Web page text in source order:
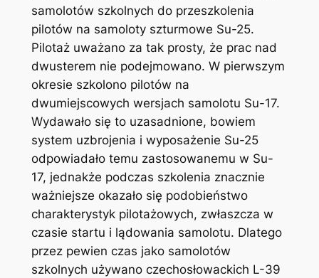
samolotów szkolnych do przeszkolenia
pilotów na samoloty szturmowe Su-25.
Pilotaż uważano za tak prosty, że prac nad
dwusterem nie podejmowano. W pierwszym
okresie szkolono pilotów na
dwumiejscowych wersjach samolotu Su-17.
Wydawało się to uzasadnione, bowiem
system uzbrojenia i wyposażenie Su-25
odpowiadało temu zastosowanemu w Su-
17, jednakże podczas szkolenia znacznie
ważniejsze okazało się podobieństwo
charakterystyk pilotażowych, zwłaszcza w
czasie startu i lądowania samolotu. Dlatego
przez pewien czas jako samolotów
szkolnych używano czechosłowackich L-39